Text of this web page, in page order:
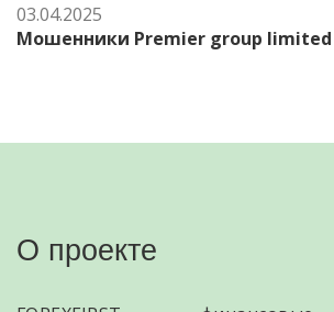
03.04.2025
Мошенники Premier group limited
О проекте